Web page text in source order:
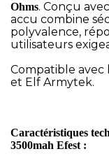
Ohms. Conçu
accu combine
polyvalence,
utilisateurs
Compatible avec
et Elf Armytek.
Caractéristiques
3500mah Efest :